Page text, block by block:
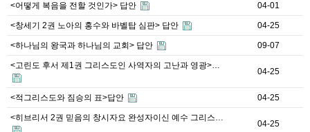
<어떻게 복음을 전할 것인가> 답안 04-01
<창세기 2권 노아의 홍수와 바벨탑 심판> 답안 04-25
<하나님의 왕국과 하나님의 교회> 답안 09-07
<고린도 후서 제1권 그리스도인 사역자의 고난과 영광>…
04-25
<적그리스도와 짐승의 표>답안 04-25
<히브리서 2권 믿음의 창시자요 완성자이신 예수 그리스…
04-25